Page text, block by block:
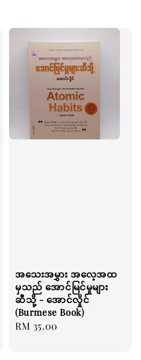
အသေးအမွှား အလေ့အထ
မှသည် အောင်မြင်မှုများ
ဆီသို့ - အောင်လှိုင်
(Burmese Book)
Regular
RM 35.00